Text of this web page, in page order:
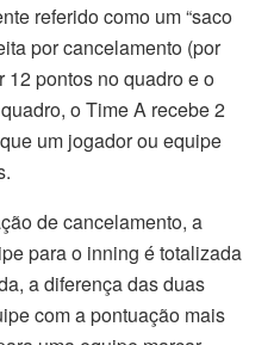
referido como um “saco
por cancelamento (por
12 pontos no quadro e o
o Time A recebe 2
um jogador ou equipe
de cancelamento, a
para o inning é totalizada
a diferença das duas
com a pontuação mais